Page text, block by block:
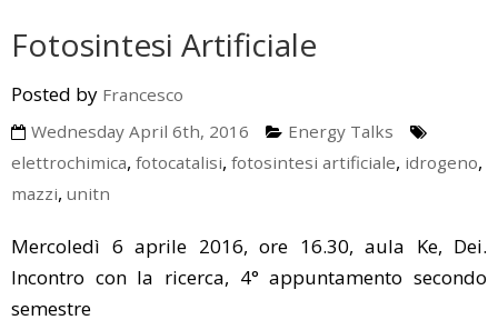
EnerTrips
Other Events
YES Padova 2018
Announcements
Fotosintesi Artificiale
Posted by Francesco
Wednesday April 6th, 2016
Energy Talks
elettrochimica, fotocatalisi, fotosintesi artificiale, idrogeno,
mazzi, unitn
Mercoledì 6 aprile 2016, ore 16.30, aula Ke, Dei.
Incontro con la ricerca, 4° appuntamento secondo
semestre